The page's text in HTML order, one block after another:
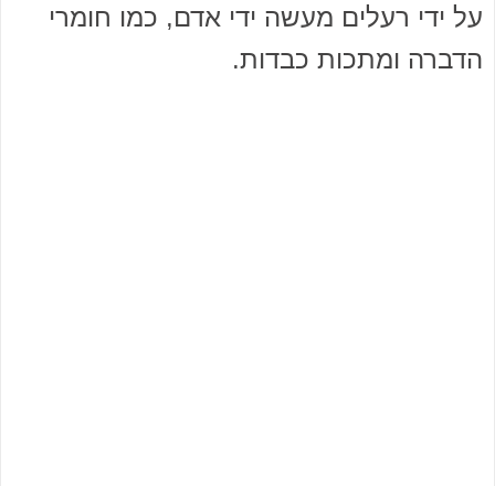
על ידי רעלים מעשה ידי אדם, כמו חומרי
הדברה ומתכות כבדות.